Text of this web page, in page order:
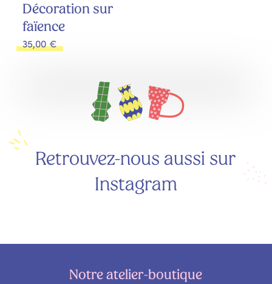
Décoration sur
faïence
35,00€
Retrouvez-nous aussi sur
Instagram
Notre atelier-boutique